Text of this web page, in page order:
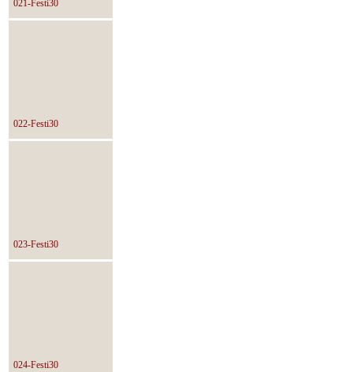
021-Festi30
022-Festi30
023-Festi30
024-Festi30